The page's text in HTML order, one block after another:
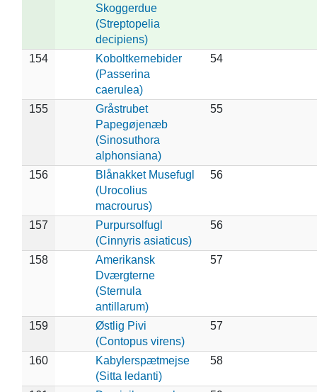
Skoggerdue
(Streptopelia
decipiens)
154
Koboltkernebider
(Passerina
caerulea)
54
155
Gråstrubet
Papegøjenæb
(Sinosuthora
alphonsiana)
55
156
Blånakket Musefugl
(Urocolius
macrourus)
56
157
Purpursolfugl
(Cinnyris asiaticus)
56
158
Amerikansk
Dværgterne
(Sternula
antillarum)
57
159
Østlig Pivi
(Contopus virens)
57
160
Kabylerspætmejse
(Sitta ledanti)
58